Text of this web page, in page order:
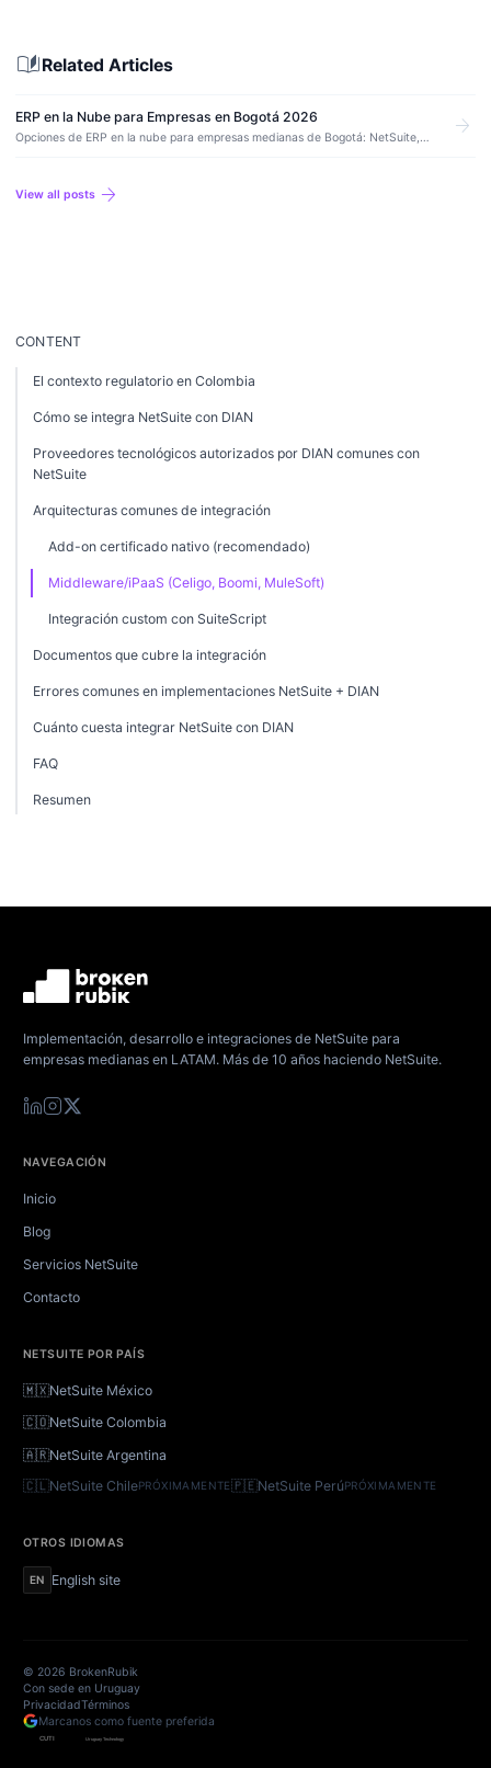
auto_storiesRelated Articles
ERP en la Nube para Empresas en Bogotá 2026
Opciones de ERP en la nube para empresas medianas de Bogotá: NetSuite,
arrow_forward
View all posts arrow_forward
CONTENT
El contexto regulatorio en Colombia
Cómo se integra NetSuite con DIAN
Proveedores tecnológicos autorizados por DIAN comunes con
NetSuite
Arquitecturas comunes de integración
Add-on certificado nativo (recomendado)
Middleware/iPaaS (Celigo, Boomi, MuleSoft)
Integración custom con SuiteScript
Documentos que cubre la integración
Errores comunes en implementaciones NetSuite + DIAN
Cuánto cuesta integrar NetSuite con DIAN
FAQ
Resumen
Implementación, desarrollo e integraciones de NetSuite para
empresas medianas en LATAM. Más de 10 años haciendo NetSuite.
NAVEGACIÓN
Inicio
Blog
Servicios NetSuite
Contacto
NETSUITE POR PAÍS
🇲🇽NetSuite México
🇨🇴NetSuite Colombia
🇦🇷NetSuite Argentina
🇨🇱NetSuite ChilePRÓXIMAMENTE🇵🇪NetSuite PerúPRÓXIMAMENTE
OTROS IDIOMAS
EN English site
© 2026 BrokenRubik
Con sede en Uruguay
PrivacidadTérminos
Marcanos como fuente preferida